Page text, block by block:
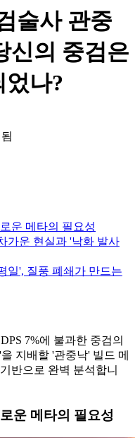
술사 관중
신의 중검은
나?
운 메타의 필요성
가운 현실과 '낙화 발사
일', 질풍 폐쇄가 만드는
7%에 불과한 중검의
지배할 '관중낙' 빌드 메
반으로 완벽 분석합니
운 메타의 필요성